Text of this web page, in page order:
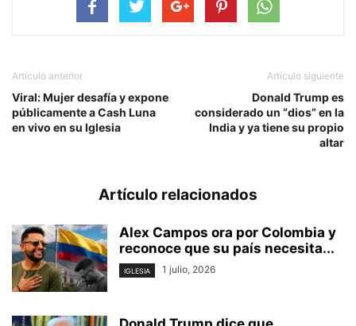
Artículo anterior
Viral: Mujer desafía y expone
públicamente a Cash Luna
en vivo en su Iglesia
Artículo siguiente
Donald Trump es
considerado un “dios” en la
India y ya tiene su propio
altar
Artículo relacionados
Alex Campos ora por Colombia y
reconoce que su país necesita...
IGLESIA 1 julio, 2026